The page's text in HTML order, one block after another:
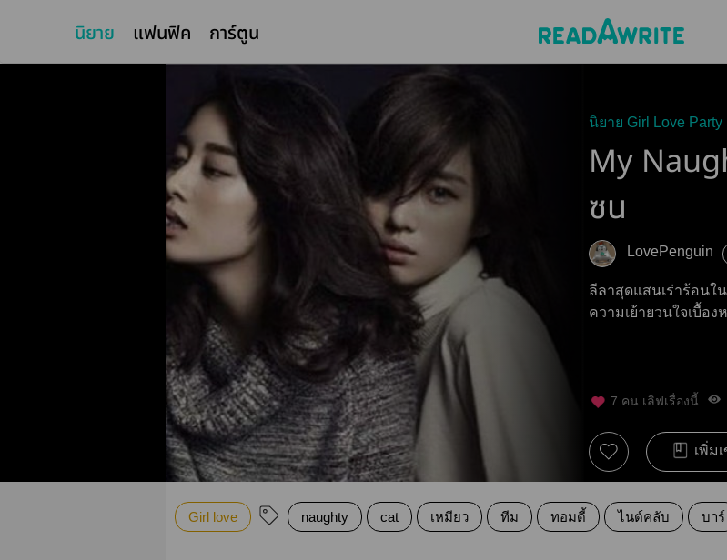
นิยาย แฟนฟิค การ์ตูน
นิยาย Girl Love Party
My
ซน
LovePenguin
ลีลาสุดแสนเร่าร้อนใ
ความเย้ายวนใจเบื้อ
7 คน เลิฟเรื่องนี้
เพิ่ม
Girl love naughty cat เหมียว ทีม ทอมดี้ ไนต์คลับ บาร์